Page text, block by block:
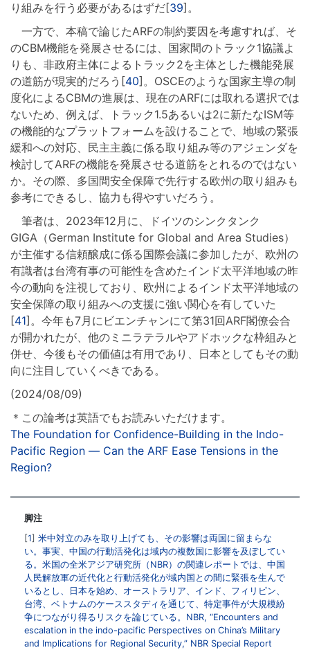
り組みを行う必要があるはずだ[39]。
一方で、本稿で論じたARFの制約要因を考慮すれば、そ
のCBM機能を発展させるには、国家間のトラック1協議よ
りも、非政府主体によるトラック2を主体とした機能発展
の道筋が現実的だろう[40]。OSCEのような国家主導の制
度化によるCBMの進展は、現在のARFには取れる選択では
ないため、例えば、トラック1.5あるいは2に新たなISM等
の機能的なプラットフォームを設けることで、地域の緊張
緩和への対応、民主主義に係る取り組み等のアジェンダを
検討してARFの機能を発展させる道筋をとれるのではない
か。その際、多国間安全保障で先行する欧州の取り組みも
参考にできるし、協力も得やすいだろう。
筆者は、2023年12月に、ドイツのシンクタンク
GIGA（German Institute for Global and Area Studies）
が主催する信頼醸成に係る国際会議に参加したが、欧州の
有識者は台湾有事の可能性を含めたインド太平洋地域の昨
今の動向を注視しており、欧州によるインド太平洋地域の
安全保障の取り組みへの支援に強い関心を有していた
[41]。今年も7月にビエンチャンにて第31回ARF閣僚会合
が開かれたが、他のミニラテラルやアドホックな枠組みと
併せ、今後もその価値は有用であり、日本としてもその動
向に注目していくべきである。
(2024/08/09)
＊この論考は英語でもお読みいただけます。
The Foundation for Confidence-Building in the Indo-
Pacific Region ― Can the ARF Ease Tensions in the
Region?
脚注
1
米中対立のみを取り上げても、その影響は両国に留まらな
い。事実、中国の行動活発化は域内の複数国に影響を及ぼしてい
る。米国の全米アジア研究所（NBR）の関連レポートでは、中国
人民解放軍の近代化と行動活発化が域内国との間に緊張を生んで
いるとし、日本を始め、オーストラリア、インド、フィリピン、
台湾、ベトナムのケーススタディを通じて、特定事件が大規模紛
争につながり得るリスクを論じている。NBR, “Encounters and
escalation in the indo-pacific Perspectives on China’s Military
and Implications for Regional Security,” NBR Special Report